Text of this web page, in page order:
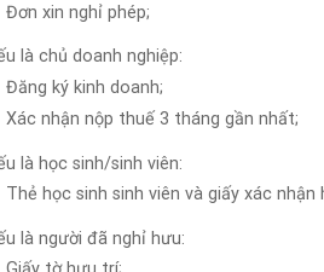
Đơn xin nghỉ phép;
là chủ doanh nghiệp:
Đăng ký kinh doanh;
Xác nhận nộp thuế 3 tháng gần nhất;
là học sinh/sinh viên:
Thẻ học sinh sinh viên và giấy xác nhận
là người đã nghỉ hưu: